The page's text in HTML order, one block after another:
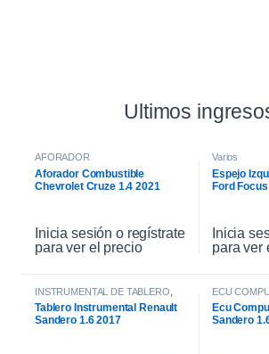
Ultimos
AFORADOR
Aforador Combustible
Chevrolet Cruze 1.4 2021
Inicia sesión o regístrate
para ver el precio
Varios
Espejo
Ford
Inicia
para ver
INSTRUMENTAL DE TABLERO
INTERIOR
Tablero Instrumental Renault
Sandero 1.6 2017
ECU
Ecu
Sandero